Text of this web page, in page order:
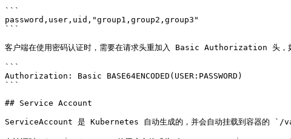
```
password,user,uid,"group1,group2,group3"
```
客户端在使用密码认证时，需要在请求头重加入 Basic Authorization 头，
```
Authorization: Basic BASE64ENCODED(USER:PASSWORD)
```
## Service Account
ServiceAccount 是 Kubernetes 自动生成的，并会自动挂载到容器